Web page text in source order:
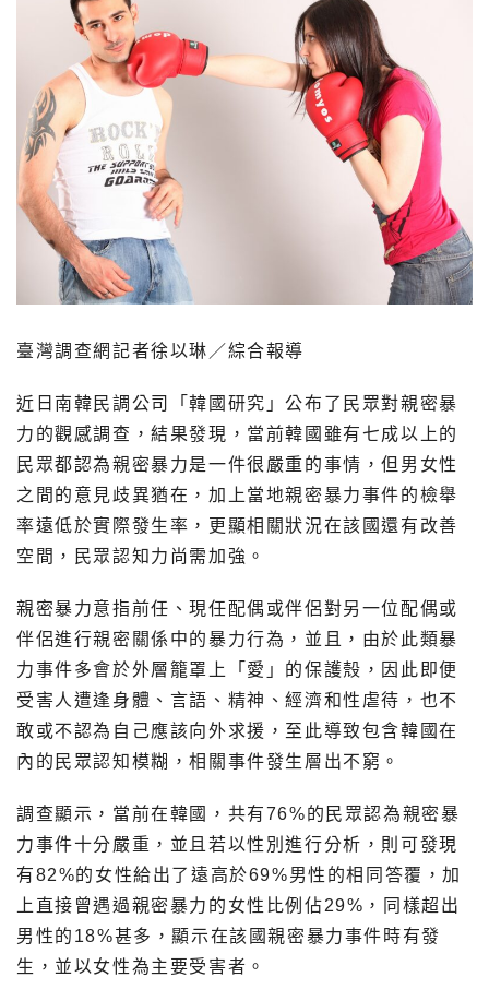
臺灣調查網記者徐以琳／綜合報導
近日南韓民調公司「韓國研究」公布了民眾對親密暴
力的觀感調查，結果發現，當前韓國雖有七成以上的
民眾都認為親密暴力是一件很嚴重的事情，但男女性
之間的意見歧異猶在，加上當地親密暴力事件的檢舉
率遠低於實際發生率，更顯相關狀況在該國還有改善
空間，民眾認知力尚需加強。
親密暴力意指前任、現任配偶或伴侶對另一位配偶或
伴侶進行親密關係中的暴力行為，並且，由於此類暴
力事件多會於外層籠罩上「愛」的保護殼，因此即便
受害人遭逢身體、言語、精神、經濟和性虐待，也不
敢或不認為自己應該向外求援，至此導致包含韓國在
內的民眾認知模糊，相關事件發生層出不窮。
調查顯示，當前在韓國，共有76%的民眾認為親密暴
力事件十分嚴重，並且若以性別進行分析，則可發現
有82%的女性給出了遠高於69%男性的相同答覆，加
上直接曾遇過親密暴力的女性比例佔29%，同樣超出
男性的18%甚多，顯示在該國親密暴力事件時有發
生，並以女性為主要受害者。